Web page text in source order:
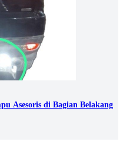
Asesoris di Bagian Belakang